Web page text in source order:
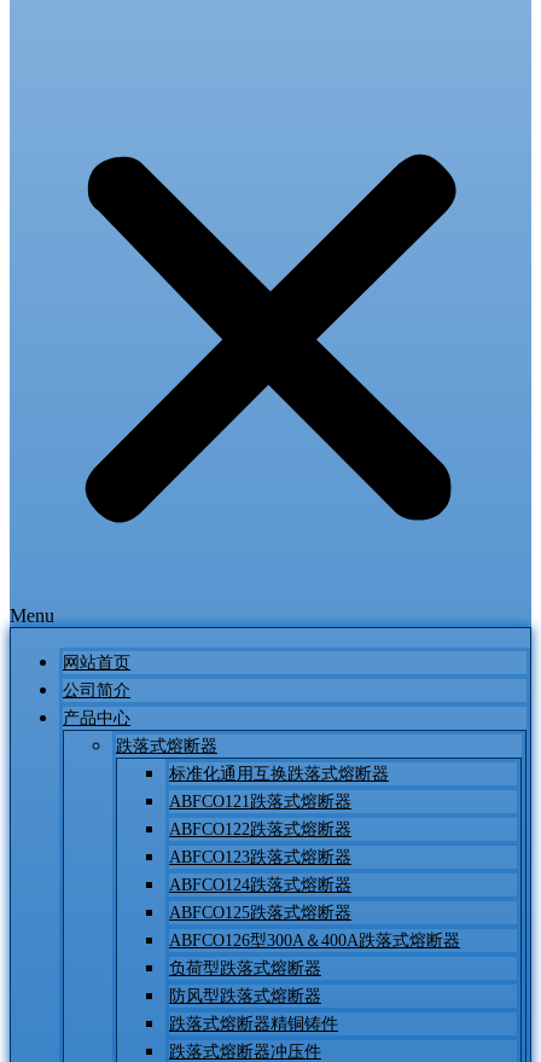
Menu
网站首页
公司简介
产品中心
跌落式熔断器
标准化通用互换跌落式熔断器
ABFCO121跌落式熔断器
ABFCO122跌落式熔断器
ABFCO123跌落式熔断器
ABFCO124跌落式熔断器
ABFCO125跌落式熔断器
ABFCO126型300A＆400A跌落式熔断器
负荷型跌落式熔断器
防风型跌落式熔断器
跌落式熔断器精铜铸件
跌落式熔断器冲压件